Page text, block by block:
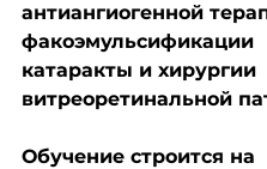
антиангиогенной
факоэмульсификации
катаракты и хирургии
витреоретинальной
Обучение строится на